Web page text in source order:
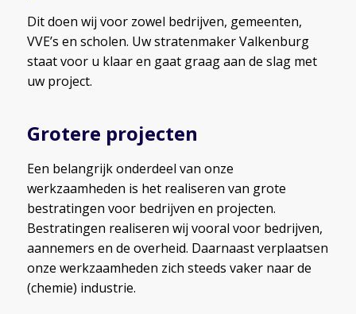
Dit doen wij voor zowel bedrijven, gemeenten,
VVE’s en scholen. Uw stratenmaker Valkenburg
staat voor u klaar en gaat graag aan de slag met
uw project.
Grotere projecten
Een belangrijk onderdeel van onze
werkzaamheden is het realiseren van grote
bestratingen voor bedrijven en projecten.
Bestratingen realiseren wij vooral voor bedrijven,
aannemers en de overheid. Daarnaast verplaatsen
onze werkzaamheden zich steeds vaker naar de
(chemie) industrie.